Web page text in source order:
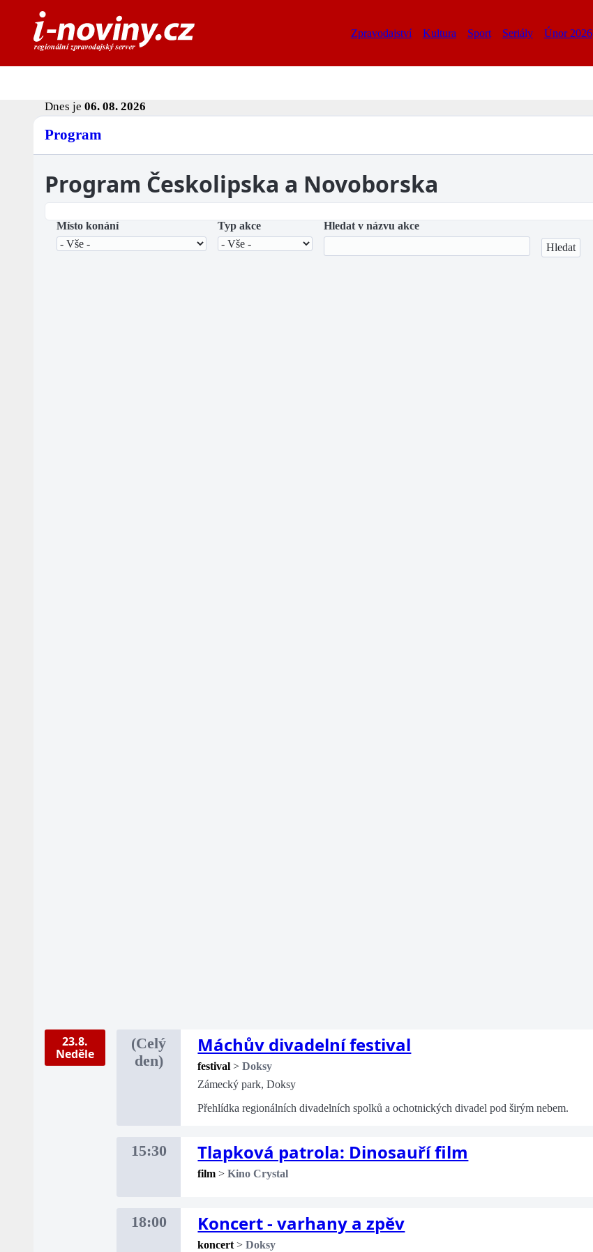
Zpravodajství Kultura Sport Seriály Únor 2026
Dnes je 06. 08. 2026
Program
Program Českolipska a Novoborska
Místo konání Typ akce Hledat v názvu akce
23.8.
Neděle
(Celý
den)
Máchův divadelní festival
festival >Doksy
Zámecký park, Doksy
Přehlídka regionálních divadelních spolků a ochotnických divadel pod širým nebem.
15:30 Tlapková patrola: Dinosauří film
film >Kino Crystal
18:00 Koncert - varhany a zpěv
koncert >Doksy